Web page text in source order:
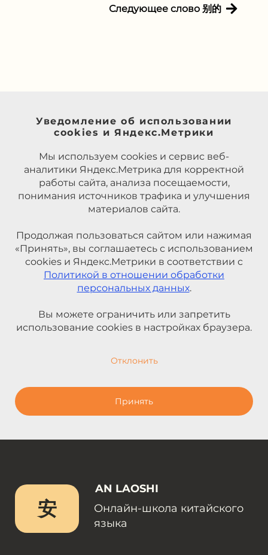
Следующее слово 别的
Уведомление об использовании
cookies и Яндекс.Метрики
Мы используем cookies и сервис веб-
аналитики Яндекс.Метрика для корректной
работы сайта, анализа посещаемости,
понимания источников трафика и улучшения
материалов сайта.
Продолжая пользоваться сайтом или нажимая
«Принять», вы соглашаетесь с использованием
cookies и Яндекс.Метрики в соответствии с
Политикой в отношении обработки
персональных данных.
Вы можете ограничить или запретить
использование cookies в настройках браузера.
Отклонить
Принять
安
AN LAOSHI
Онлайн-школа китайского
языка